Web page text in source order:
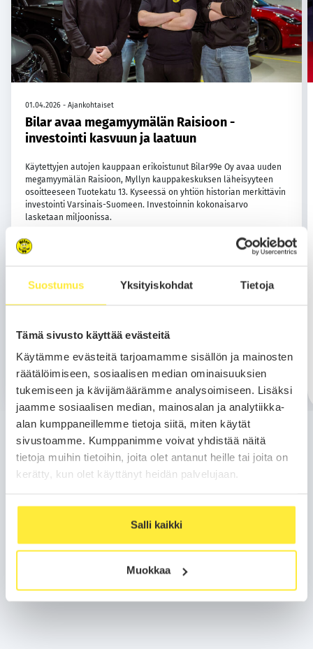
Suostumus Yksityiskohdat Tietoja
Tämä sivusto käyttää evästeitä
Käytämme evästeitä tarjoamamme sisällön ja mainosten
räätälöimiseen, sosiaalisen median ominaisuuksien
tukemiseen ja kävijämäärämme analysoimiseen. Lisäksi
jaamme sosiaalisen median, mainosalan ja analytiikka-
alan kumppaneillemme tietoja siitä, miten käytät
sivustoamme. Kumppanimme voivat yhdistää näitä
tietoja muihin tietoihin, joita olet antanut heille tai joita on
kerätty, kun olet käyttänyt heidän palvelujaan.
Salli kaikki
Muokkaa
01.04.2026 - Ajankohtaiset
Bilar avaa megamyymälän Raisioon -
investointi kasvuun ja laatuun
Käytettyjen autojen kauppaan erikoistunut Bilar99e Oy avaa uuden
megamyymälän Raisioon, Myllyn kauppakeskuksen läheisyyteen
osoitteeseen Tuotekatu 13. Kyseessä on yhtiön historian merkittävin
investointi Varsinais-Suomeen. Investoinnin kokonaisarvo
lasketaan miljoonissa.
asemaa Länsi-Suomen markkinassa aikana, jolloin moni toimija
Lue lisää